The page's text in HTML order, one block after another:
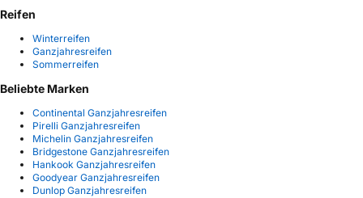
Reifen
Winterreifen
Ganzjahresreifen
Sommerreifen
Beliebte Marken
Continental Ganzjahresreifen
Pirelli Ganzjahresreifen
Michelin Ganzjahresreifen
Bridgestone Ganzjahresreifen
Hankook Ganzjahresreifen
Goodyear Ganzjahresreifen
Dunlop Ganzjahresreifen